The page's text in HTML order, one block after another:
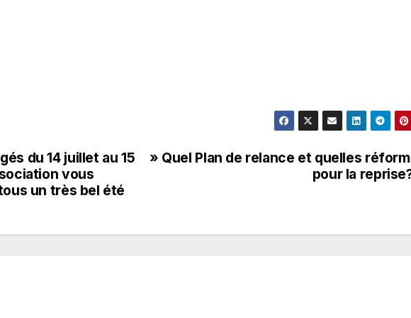
» Quel Plan de relance et quelles
pour la
du 14 juillet au 15
vous
un très bel été